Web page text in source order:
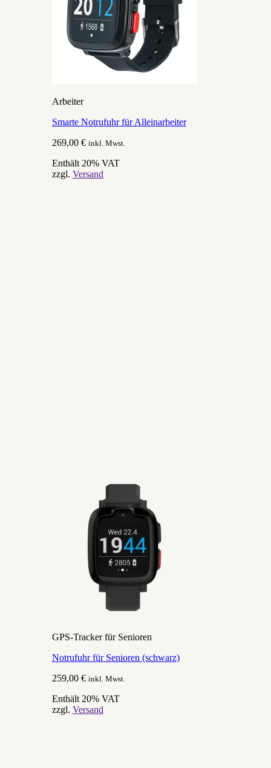
Arbeiter
Smarte Notrufuhr für Alleinarbeiter
269,00 € inkl. Mwst.
Enthält 20% VAT
zzgl. Versand
GPS-Tracker für Senioren
Notrufuhr für Senioren (schwarz)
259,00 € inkl. Mwst.
Enthält 20% VAT
zzgl. Versand